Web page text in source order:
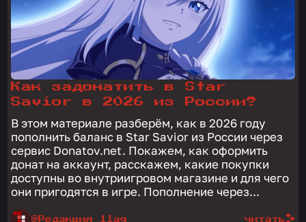
Как задонатить в Star
Savior в 2026 из России?
В этом материале разберём, как в 2026 году
пополнить баланс в Star Savior из России через
сервис Donatov.net. Покажем, как оформить
донат на аккаунт, расскажем, какие покупки
доступны во внутриигровом магазине и для чего
они пригодятся в игре. Пополнение через...
@Редакция 1lag читать